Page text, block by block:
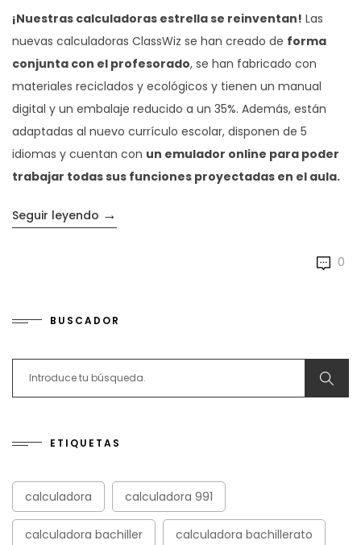
¡Nuestras calculadoras estrella se reinventan! Las
nuevas calculadoras ClassWiz se han creado de forma
conjunta con el profesorado, se han fabricado con
materiales reciclados y ecológicos y tienen un manual
digital y un embalaje reducido a un 35%. Además, están
adaptadas al nuevo currículo escolar, disponen de 5
idiomas y cuentan con un emulador online para poder
trabajar todas sus funciones proyectadas en el aula.
Seguir leyendo «Descubre las nuevas calculadoras
→
0
BUSCADOR
ETIQUETAS
calculadora calculadora 991
calculadora bachiller calculadora bachillerato